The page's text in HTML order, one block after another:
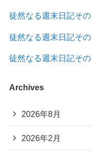
徒然なる週末日記その
徒然なる週末日記その
徒然なる週末日記その
Archives
2026年8月
2026年2月